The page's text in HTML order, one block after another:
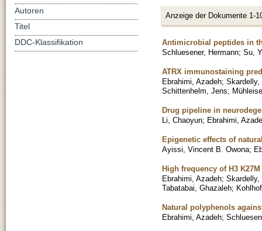
Anzeige der Dokumente 1-
Antimicrobial peptides in
Schluesener, Hermann; Su,
ATRX immunostaining
Ebrahimi, Azadeh; Skardelly,
Schittenhelm, Jens;
Drug pipeline in
Li, Chaoyun; Ebrahimi,
Epigenetic effects of
Ayissi, Vincent B. Owona;
High frequency of H3
Ebrahimi, Azadeh; Skardelly,
Tabatabai, Ghazaleh;
Natural polyphenols
Ebrahimi, Azadeh;
Autoren
Titel
DDC-Klassifikation